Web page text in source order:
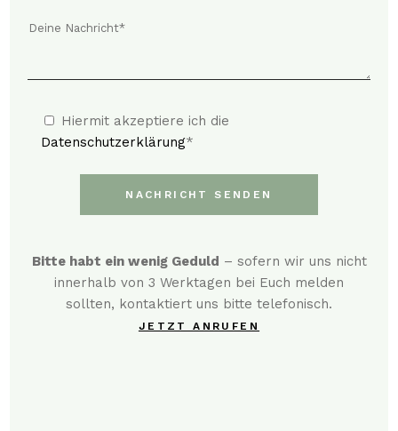
Hiermit akzeptiere ich die
Datenschutzerklärung*
NACHRICHT SENDEN
Bitte habt ein wenig Geduld – sofern wir uns nicht
innerhalb von 3 Werktagen bei Euch melden
sollten, kontaktiert uns bitte telefonisch.
JETZT ANRUFEN